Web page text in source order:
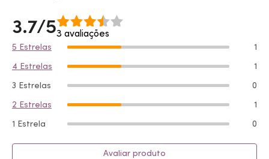
3.7/53 avaliações
5 Estrelas
1
4 Estrelas
1
3 Estrelas
0
2 Estrelas
1
1 Estrela
0
Avaliar produto